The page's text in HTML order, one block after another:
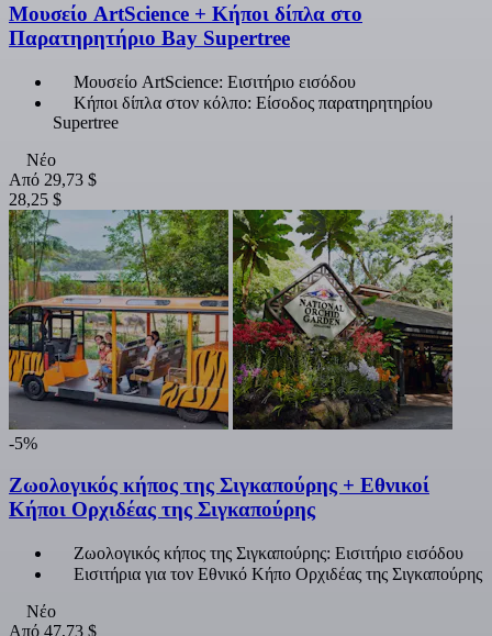
Μουσείο ArtScience + Κήποι δίπλα στο
Παρατηρητήριο Bay Supertree
Μουσείο ArtScience: Εισιτήριο εισόδου
Κήποι δίπλα στον κόλπο: Είσοδος παρατηρητηρίου
Supertree
Νέο
Από 29,73 $
28,25 $
-5%
Ζωολογικός κήπος της Σιγκαπούρης + Εθνικοί
Κήποι Ορχιδέας της Σιγκαπούρης
Ζωολογικός κήπος της Σιγκαπούρης: Εισιτήριο εισόδου
Εισιτήρια για τον Εθνικό Κήπο Ορχιδέας της Σιγκαπούρης
Νέο
Από 47,73 $